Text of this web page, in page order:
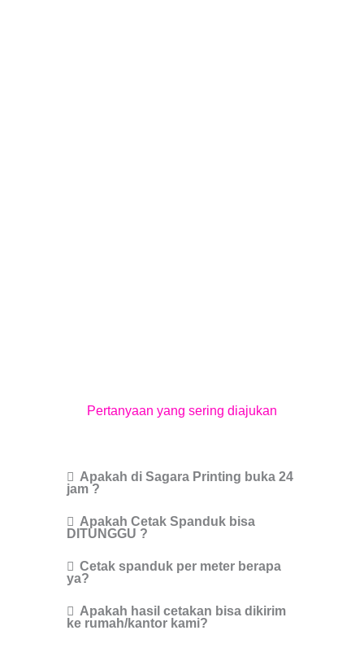
Pertanyaan yang sering diajukan
Apakah di Sagara Printing buka 24
jam ?
Apakah Cetak Spanduk bisa
DITUNGGU ?
Cetak spanduk per meter berapa
ya?
Apakah hasil cetakan bisa dikirim
ke rumah/kantor kami?